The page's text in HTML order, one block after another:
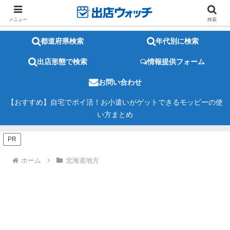
都道府県検索 年代別に検索
出店形態で検索 情報提供フォーム
お問い合わせ
【おすすめ】自宅でポイ活！お小遣いがゲットできるモッピーの使
い方まとめ
PR
ホーム 北海道地方
メニュー 検索